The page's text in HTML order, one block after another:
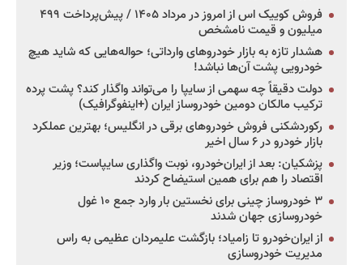
فروش کوییک اس از امروز در مرداد ۱۴۰۵ / پیش‌پرداخت ۴۹۹
میلیون و قیمت نامشخص
هشدار تازه به بازار خودروهای وارداتی؛ حواله‌هایی که شاید هیچ
خودرویی پشت آن‌ها نباشد!
دولت دقیقاً چه سهمی از سایپا را می‌تواند واگذار کند؟ پشت پرده
ترکیب مالکان دومین خودروساز ایران (+اینفوگرافیک)
رکوردشکنی فروش خودروهای برقی در انگلیس؛ بهترین عملکرد
بازار خودرو در ۶ سال اخیر
پزشکیان: بعد از ایران‌خودرو، نوبت واگذاری سایپاست؛ وزیر
اقتصاد را هم برای همین استیضاح کردند
۳ خودروساز چینی برای نخستین بار وارد جمع ۱۰ غول
خودروسازی جهان شدند
از ایران‌خودرو تا زامیاد؛ بازگشت علیمردان عظیمی به راس
مدیریت خودروسازی